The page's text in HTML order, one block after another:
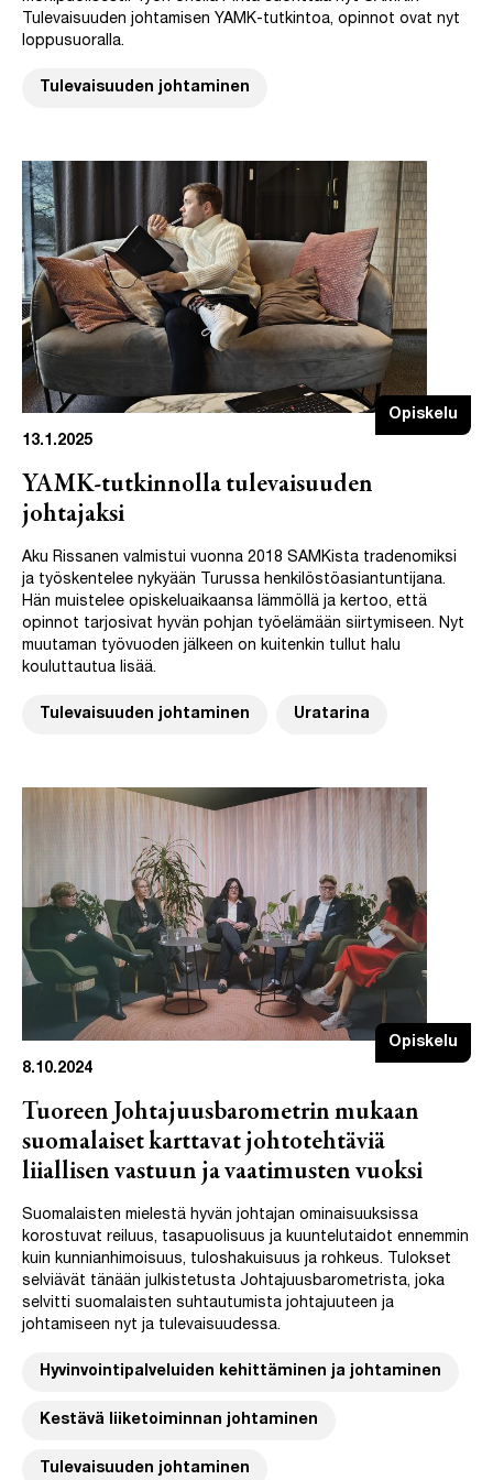
Tulevaisuuden johtamisen YAMK-tutkintoa, opinnot ovat nyt
loppusuoralla.
Tulevaisuuden johtaminen
Opiskelu
13.1.2025
YAMK-tutkinnolla tulevaisuuden
johtajaksi
Aku Rissanen valmistui vuonna 2018 SAMKista tradenomiksi
ja työskentelee nykyään Turussa henkilöstöasiantuntijana.
Hän muistelee opiskeluaikaansa lämmöllä ja kertoo, että
opinnot tarjosivat hyvän pohjan työelämään siirtymiseen. Nyt
muutaman työvuoden jälkeen on kuitenkin tullut halu
kouluttautua lisää.
Tulevaisuuden johtaminen Uratarina
Opiskelu
8.10.2024
Tuoreen Johtajuusbarometrin mukaan
suomalaiset karttavat johtotehtäviä
liiallisen vastuun ja vaatimusten vuoksi
Suomalaisten mielestä hyvän johtajan ominaisuuksissa
korostuvat reiluus, tasapuolisuus ja kuuntelutaidot ennemmin
kuin kunnianhimoisuus, tuloshakuisuus ja rohkeus. Tulokset
selviävät tänään julkistetusta Johtajuusbarometrista, joka
selvitti suomalaisten suhtautumista johtajuuteen ja
johtamiseen nyt ja tulevaisuudessa.
Hyvinvointipalveluiden kehittäminen ja johtaminen
Kestävä liiketoiminnan johtaminen
Tulevaisuuden johtaminen